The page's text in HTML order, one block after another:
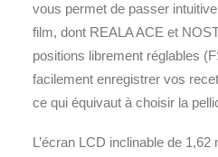
vous permet de passer
film, dont REALA ACE et
positions librement réglables
facilement enregistrer vos
ce qui équivaut à choisir la
L’écran LCD inclinable de